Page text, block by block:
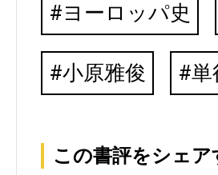
ヨーロッパ史
小原雅俊 単
この書評をシェア